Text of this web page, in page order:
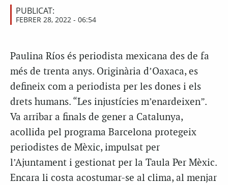
PUBLICAT:
FEBRER 28, 2022 - 06:54
Paulina Ríos és periodista mexicana des de fa
més de trenta anys. Originària d’Oaxaca, es
defineix com a periodista per les dones i els
drets humans. “Les injustícies m’enardeixen”.
Va arribar a finals de gener a Catalunya,
acollida pel programa Barcelona protegeix
periodistes de Mèxic, impulsat per
l’Ajuntament i gestionat per la Taula Per Mèxic.
Encara li costa acostumar-se al clima, al menjar